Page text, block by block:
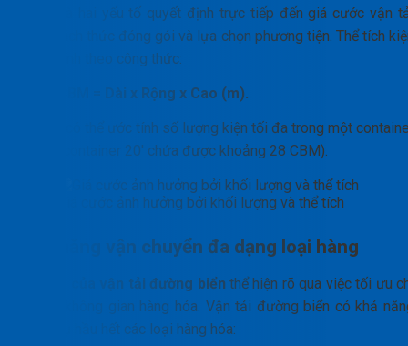
CBM) là hai yếu tố quyết định trực tiếp đến giá cước vận
biển, cách thức đóng gói và lựa chọn phương tiện. Thể tích
được tính theo công thức:
CBM = Dài x Rộng x Cao (m).
Từ đó, có thể ước tính số lượng kiện tối đa trong một
(ví dụ: container 20′ chứa được khoảng 28 CBM).
Giá cước ảnh hưởng bởi khối lượng và thể tích
Khả năng vận chuyển đa dạng loại hàng
Vai trò của vận tải đường biển thể hiện rõ qua việc tối ưu
phí và không gian hàng hóa. Vận tải đường biển có khả
phục vụ hầu hết các loại hàng hóa: